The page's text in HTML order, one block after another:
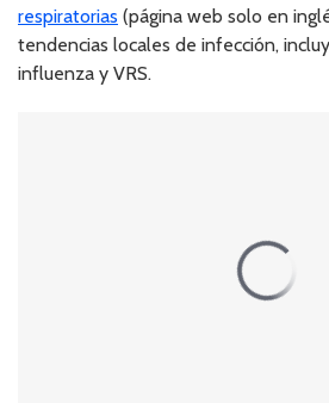
respiratorias (página web solo en
tendencias locales de infección,
influenza y VRS.